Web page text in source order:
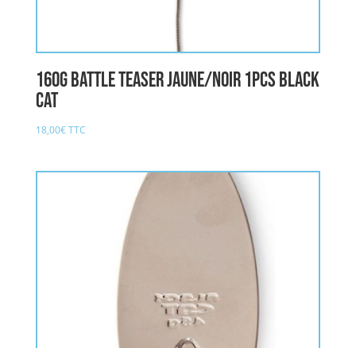
160g Battle Teaser jaune/noir 1pcs BLACK
CAT
18,00€TTC